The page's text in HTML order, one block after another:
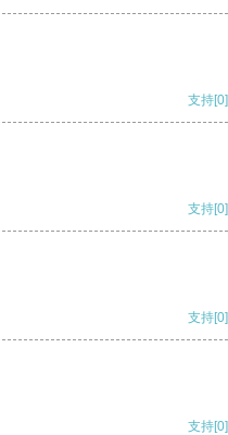
支持[0]
支持[0]
支持[0]
支持[0]